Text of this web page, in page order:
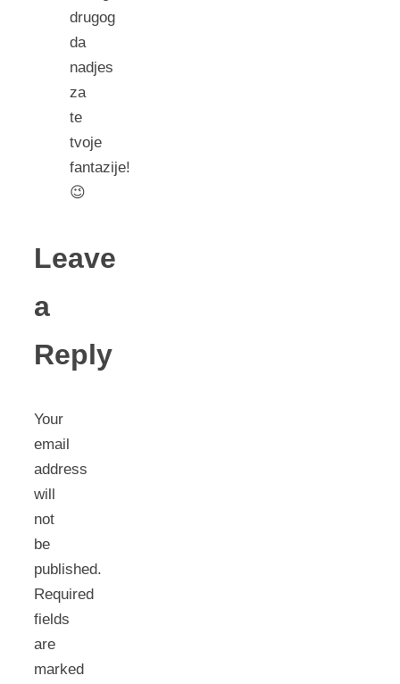
drugog
da
nadjes
za
te
tvoje
fantazije!
😉
Leave
a
Reply
Your
email
address
will
not
be
published.
Required
fields
are
marked